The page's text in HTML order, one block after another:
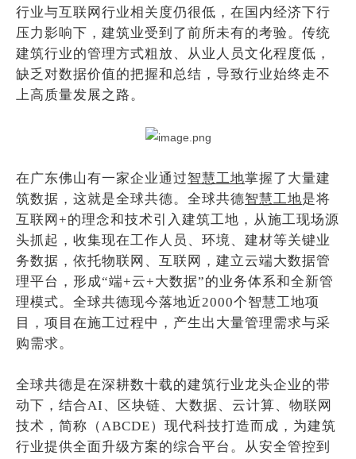
行业与互联网行业相关度仍很低，在国内经济下行
压力影响下，建筑业受到了前所未有的考验。传统
建筑行业的管理方式粗放、从业人员文化程度低，
缺乏对数据价值的把握和总结，导致行业始终走不
上高质量发展之路。
在广东佛山有一家企业通过智慧工地掌握了大量建
筑数据，这就是全球共德。全球共德智慧工地是将
互联网+的理念和技术引入建筑工地，从施工现场源
头抓起，收集现在工作人员、环境、建材等关键业
务数据，依托物联网、互联网，建立云端大数据管
理平台，形成“端+云+大数据”的业务体系和全新管
理模式。全球共德现今落地近2000个智慧工地项
目，项目在施工过程中，产生出大量管理需求与采
购需求。
全球共德是在深耕数十载的建筑行业龙头企业的带
动下，结合AI、区块链、大数据、云计算、物联网
技术，简称（ABCDE）现代科技打造而成，为建筑
行业提供全面升级方案的综合平台。从安全管控到